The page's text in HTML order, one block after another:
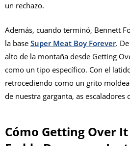
un rechazo.
Además, cuando terminó, Bennett
la base Super Meat Boy Forever.
alto de la montaña desde Getting
como un tipo específico. Con el
retrocediendo como un grito
de nuestra garganta, as escaladores
Cómo Getting Over